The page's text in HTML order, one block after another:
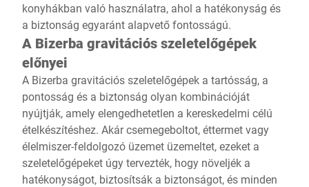
konyhákban való használatra, ahol a hatékonyság és
a biztonság egyaránt alapvető fontosságú.
A Bizerba gravitációs szeletelőgépek
előnyei
A Bizerba gravitációs szeletelőgépek a tartósság, a
pontosság és a biztonság olyan kombinációját
nyújtják, amely elengedhetetlen a kereskedelmi célú
ételkészítéshez. Akár csemegeboltot, éttermet vagy
élelmiszer-feldolgozó üzemet üzemeltet, ezeket a
szeletelőgépeket úgy tervezték, hogy növeljék a
hatékonyságot, biztosítsák a biztonságot, és minden